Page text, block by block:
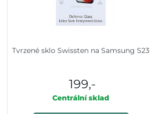
Tvrzené sklo Swissten na Samsung S23
199,-
Centrální sklad